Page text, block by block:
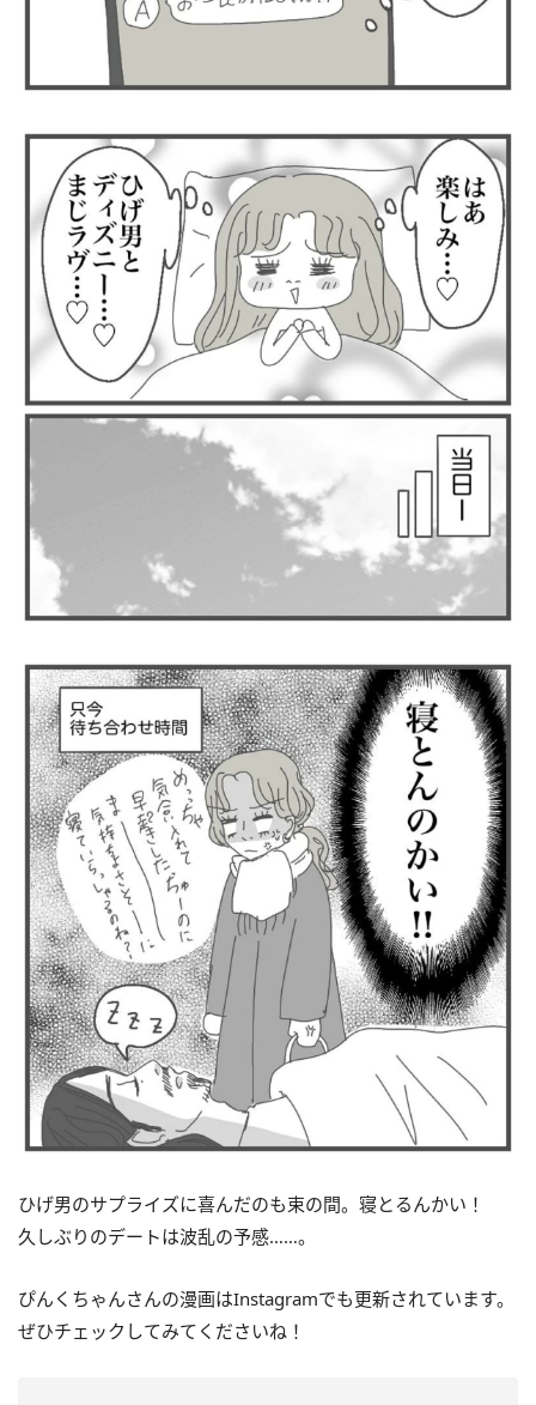
ひげ男のサプライズに喜んだのも束の間。寝とるんかい！
久しぶりのデートは波乱の予感……。
ぴんくちゃんさんの漫画はInstagramでも更新されています。
ぜひチェックしてみてくださいね！